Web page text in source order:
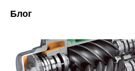
Блог